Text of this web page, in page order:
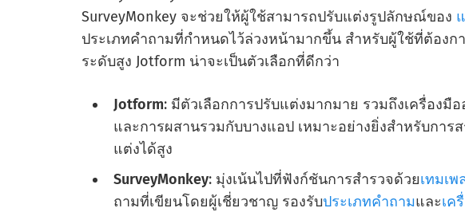
SurveyMonkey จะช่วยให้ผู้ใช้สามารถปรับแต่งรูปลักษณ์ของ
ประเภทคําถามที่กําหนดไว้ล่วงหน้ามากขึ้น สําหรับผู้ใช้ที่ต้อง
ระดับสูง Jotform น่าจะเป็นตัวเลือกที่ดีกว่า
Jotform: มีตัวเลือกการปรับแต่งมากมาย รวมถึงเครื่องมื
และการผสานรวมกับบางแอป เหมาะอย่างยิ่งสําหรับกา
แต่งได้สูง
SurveyMonkey: มุ่งเน้นไปที่ฟังก์ชันการสํารวจด้วยเทมเ
ถามที่เขียนโดยผู้เชี่ยวชาญ รองรับประเภทคําถามและเค